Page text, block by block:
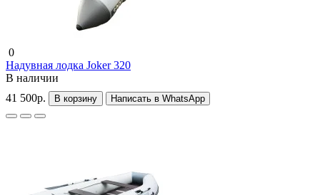
0
Надувная лодка Joker 320
В наличии
41 500р.
В корзину Написать в WhatsApp